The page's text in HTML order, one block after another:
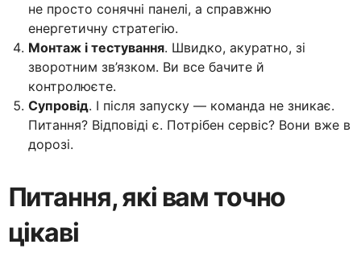
не просто сонячні панелі, а справжню
енергетичну стратегію.
Монтаж і тестування. Швидко, акуратно, зі
зворотним зв’язком. Ви все бачите й
контролюєте.
Супровід. І після запуску — команда не зникає.
Питання? Відповіді є. Потрібен сервіс? Вони вже в
дорозі.
Питання, які вам точно
цікаві